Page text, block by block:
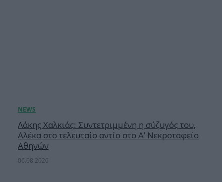
Λάκης Χαλκιάς: Συντετριμμένη η σύζυγός του,
Αλέκα στο τελευταίο αντίο στο Α’ Νεκροταφείο
Αθηνών
06.08.2026